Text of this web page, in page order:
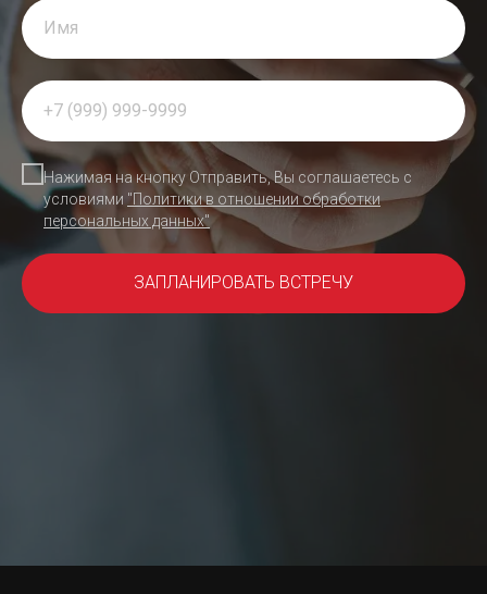
Нажимая на кнопку Отправить, Вы соглашаетесь с
условиями "Политики в отношении обработки
персональных данных"
ЗАПЛАНИРОВАТЬ ВСТРЕЧУ